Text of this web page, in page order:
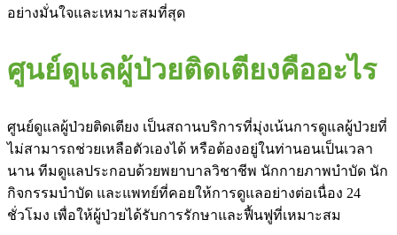
อย่างมั่นใจและเหมาะสมที่สุด
ศูนย์ดูแลผู้ป่วยติดเตียงคืออะไร
ศูนย์ดูแลผู้ป่วยติดเตียง เป็นสถานบริการที่มุ่งเน้นการดูแลผู้ป่วยที่
ไม่สามารถช่วยเหลือตัวเองได้ หรือต้องอยู่ในท่านอนเป็นเวลา
นาน ทีมดูแลประกอบด้วยพยาบาลวิชาชีพ นักกายภาพบำบัด นัก
กิจกรรมบำบัด และแพทย์ที่คอยให้การดูแลอย่างต่อเนื่อง 24
ชั่วโมง เพื่อให้ผู้ป่วยได้รับการรักษาและฟื้นฟูที่เหมาะสม